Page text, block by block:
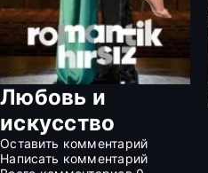
Любовь и
искусство
Оставить комментарий
Написать комментарий